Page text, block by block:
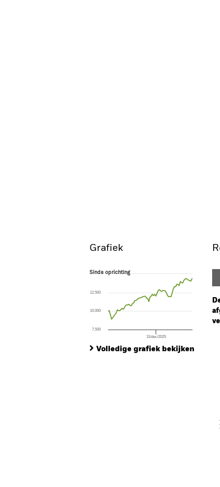
Grafiek
Sinds oprichting
The chart has 1 X axis displaying Time.
The chart has 1 Y axis displaying values.
Sinds oprichting
31/dec/2025
7.500
10.000
12.500
Volledige grafiek bekijken